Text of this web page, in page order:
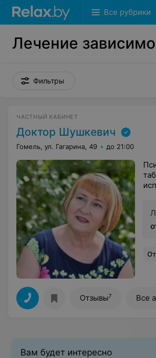
Все рубрики
Лечение
Фильтры
ЧАСТНЫЙ КАБИНЕТ
Доктор Шушкевич
Гомель, ул. Гагарина, 49 до 21:00
Отзывы7 Все
Вам будет интересно